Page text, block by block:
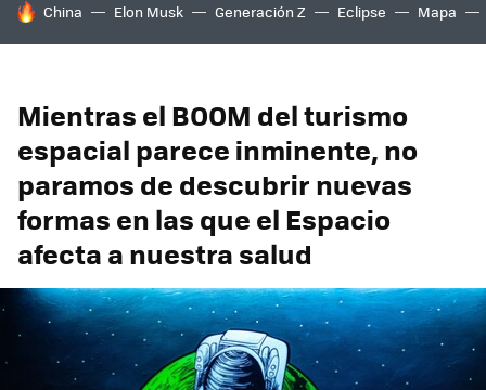
HOY SE HABLA DE
China Elon Musk Generación Z Eclipse Mapa
Mientras el BOOM del turismo
espacial parece inminente, no
paramos de descubrir nuevas
formas en las que el Espacio
afecta a nuestra salud